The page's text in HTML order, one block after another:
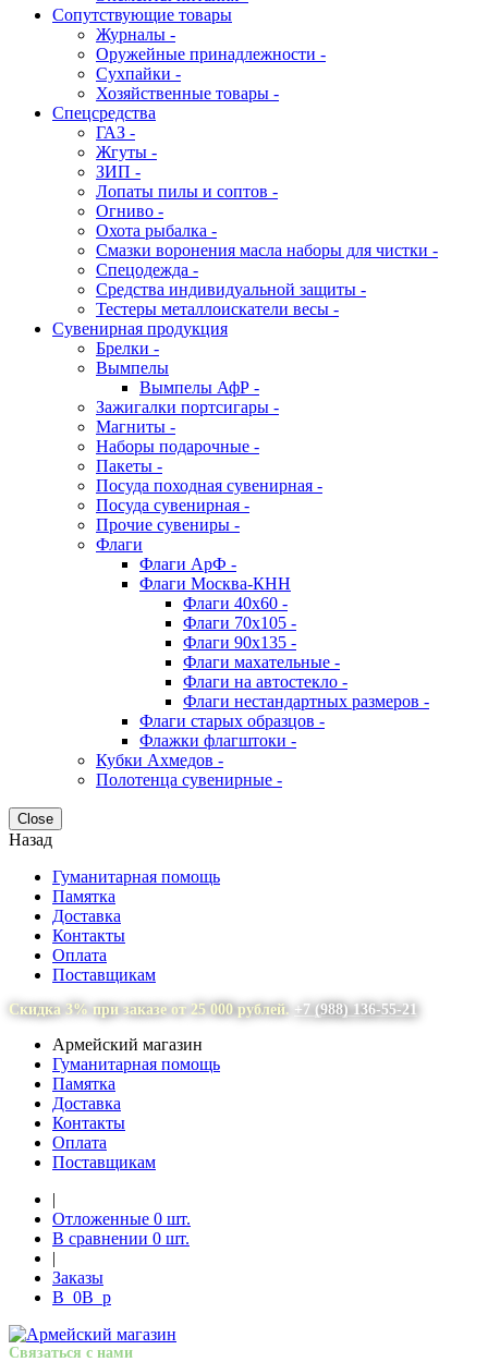
Сопутствующие товары
Журналы -
Оружейные принадлежности -
Сухпайки -
Хозяйственные товары -
Спецсредства
ГАЗ -
Жгуты -
ЗИП -
Лопаты пилы и соптов -
Огниво -
Охота рыбалка -
Смазки воронения масла наборы для чистки -
Спецодежда -
Средства индивидуальной защиты -
Тестеры металлоискатели весы -
Сувенирная продукция
Брелки -
Вымпелы
Вымпелы АфР -
Зажигалки портсигары -
Магниты -
Наборы подарочные -
Пакеты -
Посуда походная сувенирная -
Посуда сувенирная -
Прочие сувениры -
Флаги
Флаги АрФ -
Флаги Москва-КНН
Флаги 40х60 -
Флаги 70х105 -
Флаги 90х135 -
Флаги махательные -
Флаги на автостекло -
Флаги нестандартных размеров -
Флаги старых образцов -
Флажки флагштоки -
Кубки Ахмедов -
Полотенца сувенирные -
Close
Назад
Гуманитарная помощь
Памятка
Доставка
Контакты
Оплата
Поставщикам
Скидка 3% при заказе от 25 000 рублей. +7 (988) 136-55-21
Армейский магазин
Гуманитарная помощь
Памятка
Доставка
Контакты
Оплата
Поставщикам
|
Отложенные 0 шт.
В сравнении 0 шт.
|
Заказы
В 0В p
Связаться с нами